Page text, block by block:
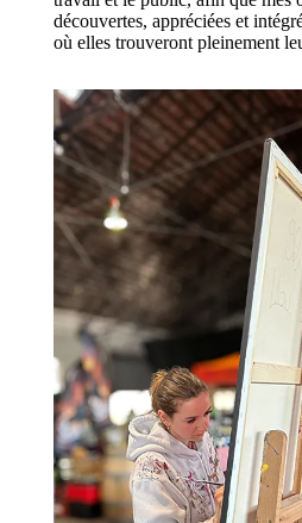
découvertes, appréciées et
où elles trouveront pleinement